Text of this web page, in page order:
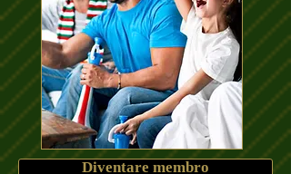
Diventare membro